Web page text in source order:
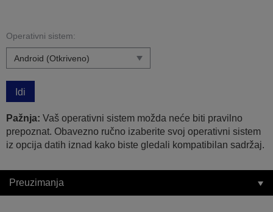
Operativni sistem:
Idi
Pažnja: Vaš operativni sistem možda neće biti pravilno
prepoznat. Obavezno ručno izaberite svoj operativni sistem
iz opcija datih iznad kako biste gledali kompatibilan sadržaj.
Preuzimanja